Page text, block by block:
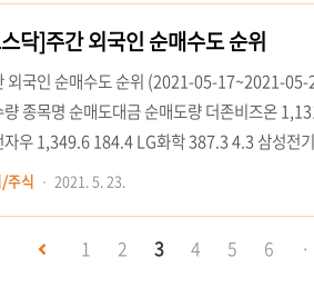
무상황, 영업실적 등..
닥]주간 외국인 순매수도 순위
외국인 순매수도 순위 (2021-05-17~2021-05-
량 종목명 순매도대금 순매도량 더존비즈온
자우 1,349.6 184.4 LG화학 387.3 4.3 삼성전
브 336.2 13.1 삼성바이오로직스 724.8 8.2 녹
주식 2021. 5. 23.
1 2 3 4 5 6